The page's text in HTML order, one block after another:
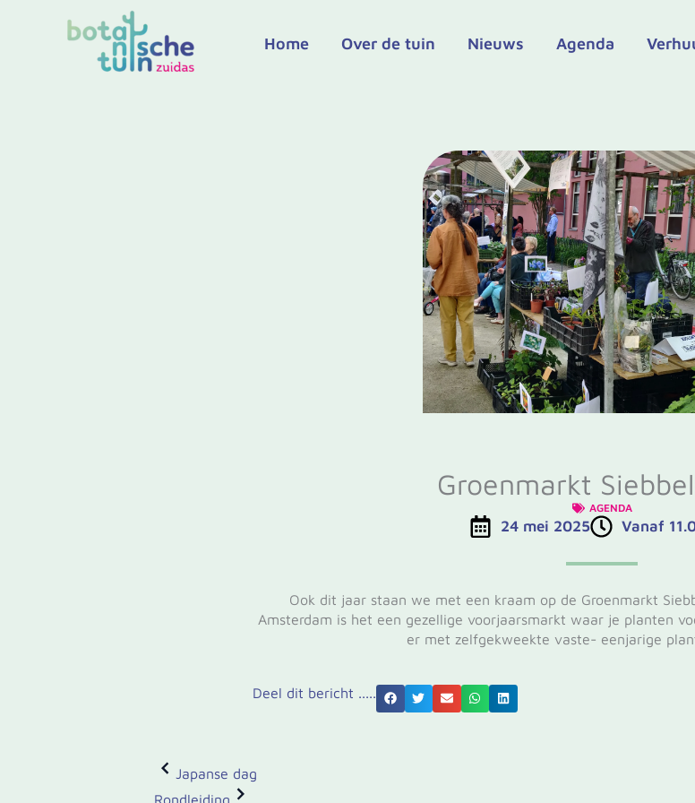
Home Over de tuin Nieuws Agenda
Groenmarkt
AGENDA
24 mei 2025 Vanaf
Ook dit jaar staan we met een kraam op de Groenmarkt
Amsterdam is het een gezellige voorjaarsmarkt waar je planten
er met zelfgekweekte vaste- eenjarige
Deel dit bericht .....
Japanse dag
Rondleiding